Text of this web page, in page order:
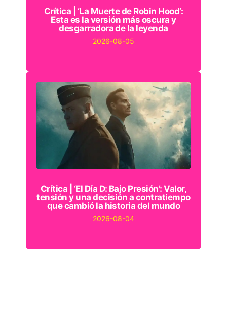
Crítica | ‘La Muerte de Robin Hood’:
Esta es la versión más oscura y
desgarradora de la leyenda
2026-08-05
Crítica | ‘El Día D: Bajo Presión’: Valor,
tensión y una decisión a contratiempo
que cambió la historia del mundo
2026-08-04